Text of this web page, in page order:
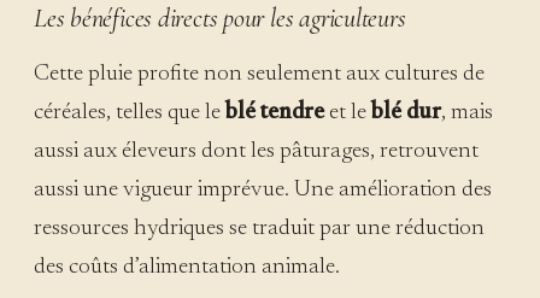
Les bénéfices directs pour les agriculteurs
Cette pluie profite non seulement aux cultures de
céréales, telles que le blé tendreet le blé dur, mais
aussi aux éleveurs dont les pâturages, retrouvent
aussi une vigueur imprévue. Une amélioration des
ressources hydriques se traduit par une réduction
des coûts d’alimentation animale.